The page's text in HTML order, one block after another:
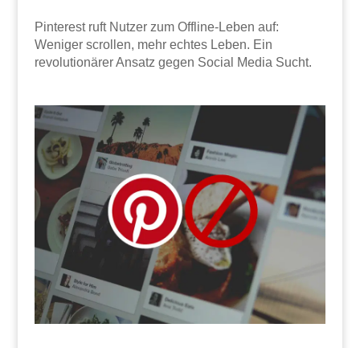
Pinterest ruft Nutzer zum Offline-Leben auf:
Weniger scrollen, mehr echtes Leben. Ein
revolutionärer Ansatz gegen Social Media Sucht.